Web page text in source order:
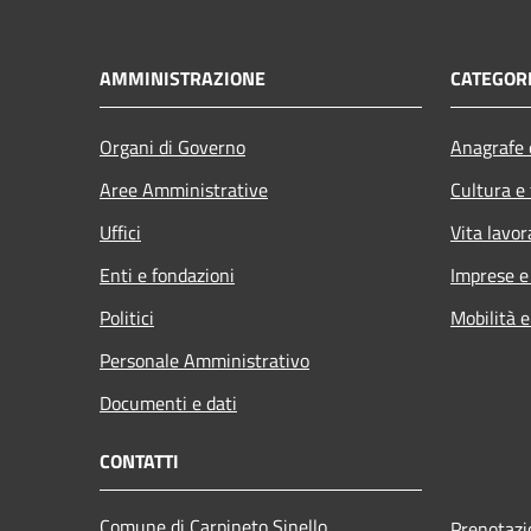
AMMINISTRAZIONE
Organi di Governo
Aree Amministrative
Uffici
Enti e fondazioni
Politici
Personale Amministrativo
Documenti e dati
Cultura
Vita
Imprese
Mobilità
CONTATTI